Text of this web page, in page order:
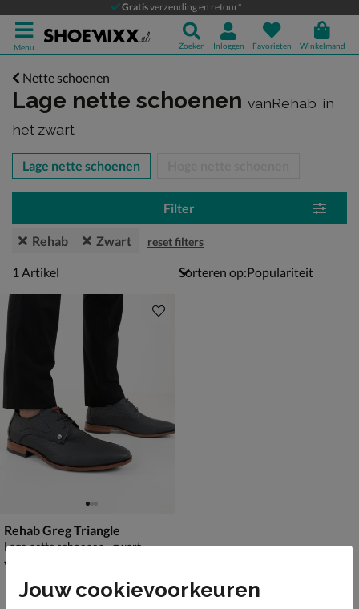
Gratisverzending en retour*
Menu Zoeken Inloggen Favorieten Winkelmand
Nette schoenen
Lage nette schoenen vanRehab in
het zwart
over
Lage nette schoenen
Filter
Rehab Zwart reset filters
1 artikel
1 Artikel Sorteren op:
Rehab Greg Triangle
Lage nette schoenen - zwart
vanaf € 189,99
v.a.
Jouw cookievoorkeuren